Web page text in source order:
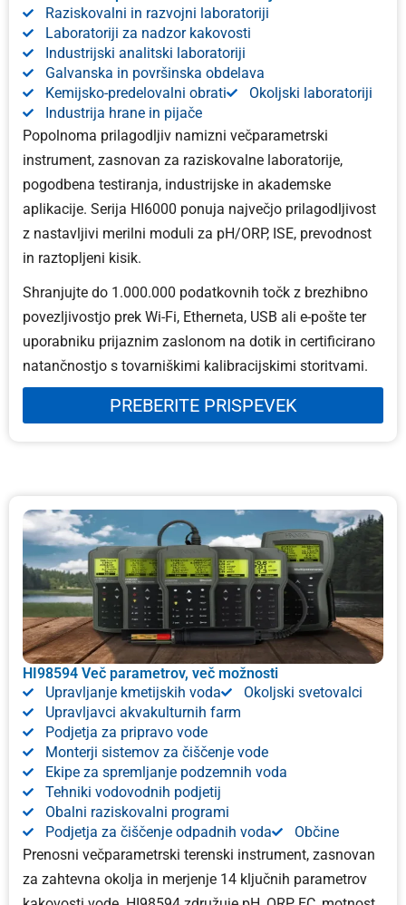
Raziskovalni in razvojni laboratoriji
Laboratoriji za nadzor kakovosti
Industrijski analitski laboratoriji
Galvanska in površinska obdelava
Kemijsko-predelovalni obrati
Okoljski laboratoriji
Industrija hrane in pijače
Popolnoma prilagodljiv namizni večparametrski
instrument, zasnovan za raziskovalne laboratorije,
pogodbena testiranja, industrijske in akademske
aplikacije. Serija HI6000 ponuja največjo prilagodljivost
z nastavljivi merilni moduli za pH/ORP, ISE, prevodnost
in raztopljeni kisik.
Shranjujte do 1.000.000 podatkovnih točk z brezhibno
povezljivostjo prek Wi-Fi, Etherneta, USB ali e-pošte ter
uporabniku prijaznim zaslonom na dotik in certificirano
natančnostjo s tovarniškimi kalibracijskimi storitvami.
PREBERITE PRISPEVEK
HI98594 Več parametrov, več možnosti
Upravljanje kmetijskih voda
Okoljski svetovalci
Upravljavci akvakulturnih farm
Podjetja za pripravo vode
Monterji sistemov za čiščenje vode
Ekipe za spremljanje podzemnih voda
Tehniki vodovodnih podjetij
Obalni raziskovalni programi
Podjetja za čiščenje odpadnih voda
Občine
Prenosni večparametrski terenski instrument, zasnovan
za zahtevna okolja in merjenje 14 ključnih parametrov